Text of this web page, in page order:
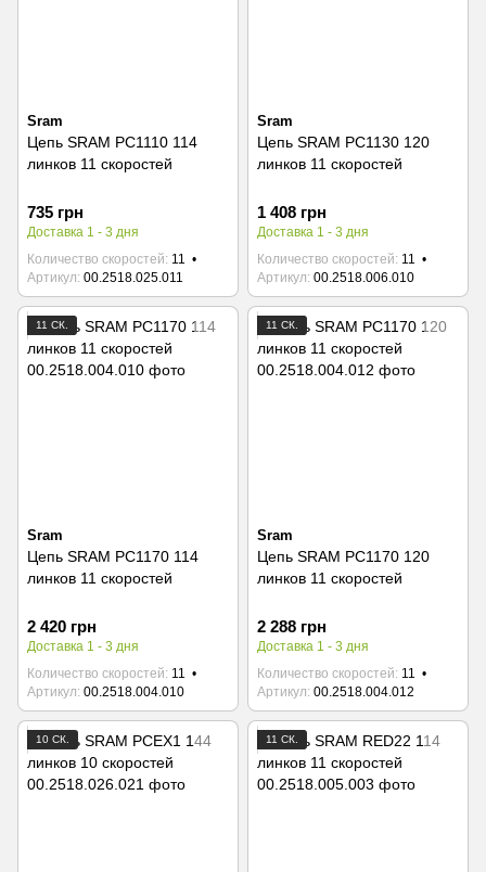
Sram
Цепь SRAM PC1110 114
линков 11 скоростей
735 грн
Доставка 1 - 3 дня
Количество скоростей 11
Артикул 00.2518.025.011
Sram
Цепь SRAM PC1130 120
линков 11 скоростей
1 408 грн
Доставка 1 - 3 дня
Количество скоростей 11
Артикул 00.2518.006.010
11 СК.
Sram
Цепь SRAM PC1170 114
линков 11 скоростей
2 420 грн
Доставка 1 - 3 дня
Количество скоростей 11
Артикул 00.2518.004.010
11 СК.
Sram
Цепь SRAM PC1170 120
линков 11 скоростей
2 288 грн
Доставка 1 - 3 дня
Количество скоростей 11
Артикул 00.2518.004.012
10 СК. 11 СК.